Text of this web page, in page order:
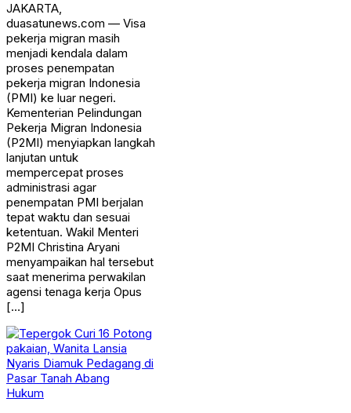
JAKARTA,
duasatunews.com — Visa
pekerja migran masih
menjadi kendala dalam
proses penempatan
pekerja migran Indonesia
(PMI) ke luar negeri.
Kementerian Pelindungan
Pekerja Migran Indonesia
(P2MI) menyiapkan langkah
lanjutan untuk
mempercepat proses
administrasi agar
penempatan PMI berjalan
tepat waktu dan sesuai
ketentuan. Wakil Menteri
P2MI Christina Aryani
menyampaikan hal tersebut
saat menerima perwakilan
agensi tenaga kerja Opus
[…]
Hukum